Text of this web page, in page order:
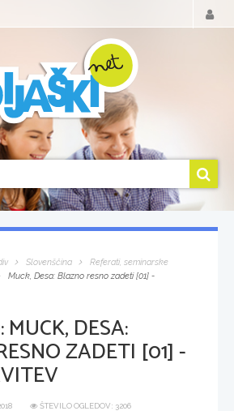
Slovenščina
Referati, seminarske
Muck, Desa: Blazno resno zadeti [01] -
MUCK, DESA:
ZADETI [01] -
ŠTEVILO OGLEDOV: 3206